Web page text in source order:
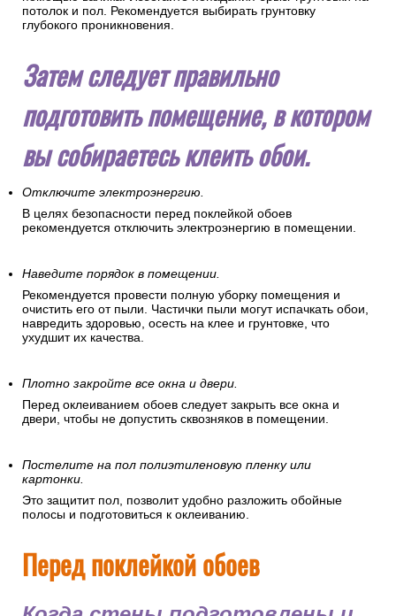
потолок и пол. Рекомендуется выбирать грунтовку
глубокого проникновения.
Затем следует правильно
подготовить помещение, в котором
вы собираетесь клеить обои.
Отключите электроэнергию.
В целях безопасности перед поклейкой обоев
рекомендуется отключить электроэнергию в помещении.
Наведите порядок в помещении.
Рекомендуется провести полную уборку помещения и
очистить его от пыли. Частички пыли могут испачкать обои,
навредить здоровью, осесть на клее и грунтовке, что
ухудшит их качества.
Плотно закройте все окна и двери.
Перед оклеиванием обоев следует закрыть все окна и
двери, чтобы не допустить сквозняков в помещении.
Постелите на пол полиэтиленовую пленку или
картонки.
Это защитит пол, позволит удобно разложить обойные
полосы и подготовиться к оклеиванию.
Перед поклейкой обоев